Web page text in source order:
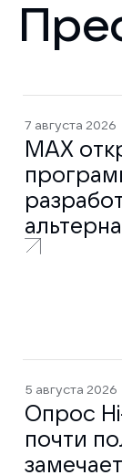
7 августа 2026
MAX
5 августа 2026
Опрос
почти